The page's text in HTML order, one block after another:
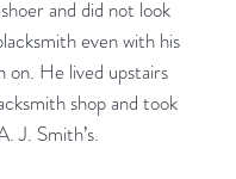
and did not look
even with his
on. He lived upstairs
shop and took
J. Smith’s.